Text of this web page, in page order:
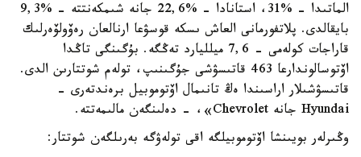
الماتىدا - %31، استانادا - %22,6 جانە شىمكەنتتە - %9,3
بايقالدى. پلاتفورمانى العاش ىسكە قوسۋعا ارنالعان رەۆولۆەرلىك
قاراجات كولەمى - 7,6 ميلليارد تەڭگە. بۇگىنگى تاڭدا
اۆتوسالوندارعا 463 قاتىسۋشى جۇگىنىپ، تولەم شوتتارىن الدى.
قاتىسۋشىلار اراسىندا ەڭ تانىمال اۆتوموبيل برەندتەرى -
Hyundai جانە Chevrolet»، - دەلىنگەن مالىمەتتە.
وڭىرلەر بويىنشا اۆتوموبيلگە اقى تولەۋگە بەرىلگەن شوتتار: